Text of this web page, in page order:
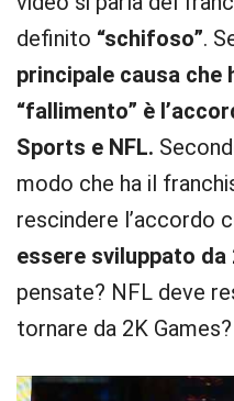
definito “schifoso”.
principale causa che
“fallimento” è
Sports e NFL.
modo che ha il
rescindere l’accordo
essere sviluppato da
pensate? NFL deve
tornare da 2K